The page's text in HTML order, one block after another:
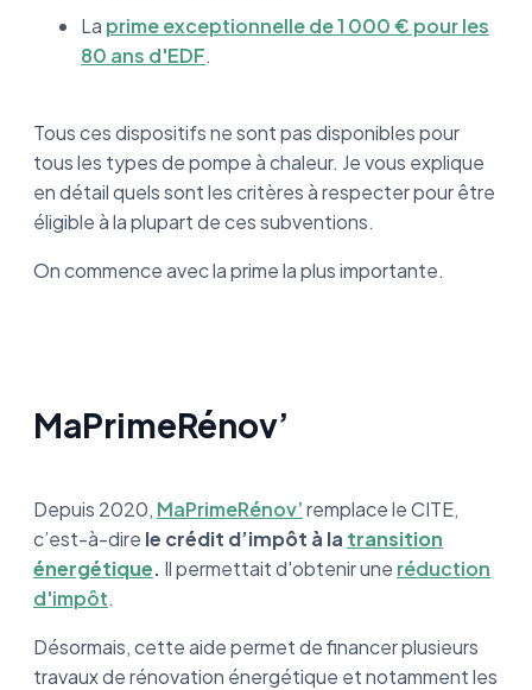
La prime exceptionnelle de 1 000 € pour les
80 ans d'EDF.
Tous ces dispositifs ne sont pas disponibles pour
tous les types de pompe à chaleur. Je vous explique
en détail quels sont les critères à respecter pour être
éligible à la plupart de ces subventions.
On commence avec la prime la plus importante.
MaPrimeRénov’
Depuis 2020, MaPrimeRénov’remplace le CITE,
c’est-à-dire le crédit d’impôt à la transition
énergétique. Il permettait d'obtenir une réduction
d'impôt.
Désormais, cette aide permet de financer plusieurs
travaux de rénovation énergétique et notamment les